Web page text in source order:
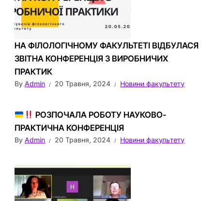
НА ФІЛОЛОГІЧНОМУ ФАКУЛЬТЕТІ ВІДБУЛАСЯ
ЗВІТНА КОНФЕРЕНЦІЯ З ВИРОБНИЧИХ
ПРАКТИК
By Admin 20 Травня, 2024 Новини факультету
РОЗПОЧАЛА РОБОТУ НАУКОВО-
ПРАКТИЧНА КОНФЕРЕНЦІЯ
By Admin 20 Травня, 2024 Новини факультету